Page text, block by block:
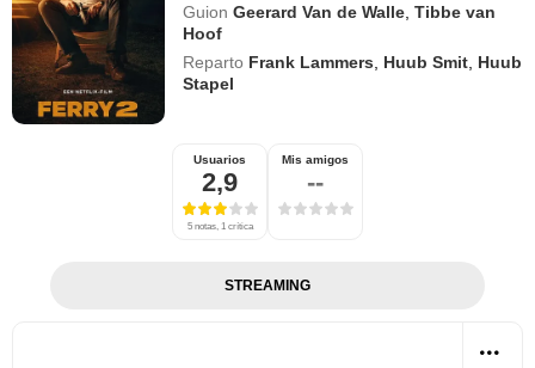
Guion Geerard Van de Walle ,Tibbe van
Hoof
Reparto Frank Lammers Huub Smit Huub
Stapel
Usuarios
2,9
5 notas, 1 crítica
Mis amigos
--
STREAMING